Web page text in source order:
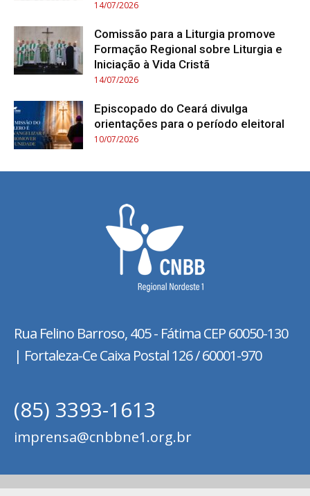
14/07/2026
Comissão para a Liturgia promove
Formação Regional sobre Liturgia e
Iniciação à Vida Cristã
14/07/2026
Episcopado do Ceará divulga
orientações para o período eleitoral
10/07/2026
Rua Felino Barroso, 405 - FátimaCEP 60050-130
| Fortaleza-Ce Caixa Postal 126 / 60001-970
(85) 3393-1613
imprensa@cnbbne1.org.br